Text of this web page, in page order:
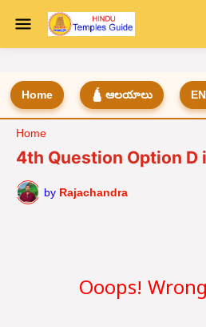
Home 🛕 ఆలయాలు
Home
4th Question Option D
by Rajachandra
Ooops!